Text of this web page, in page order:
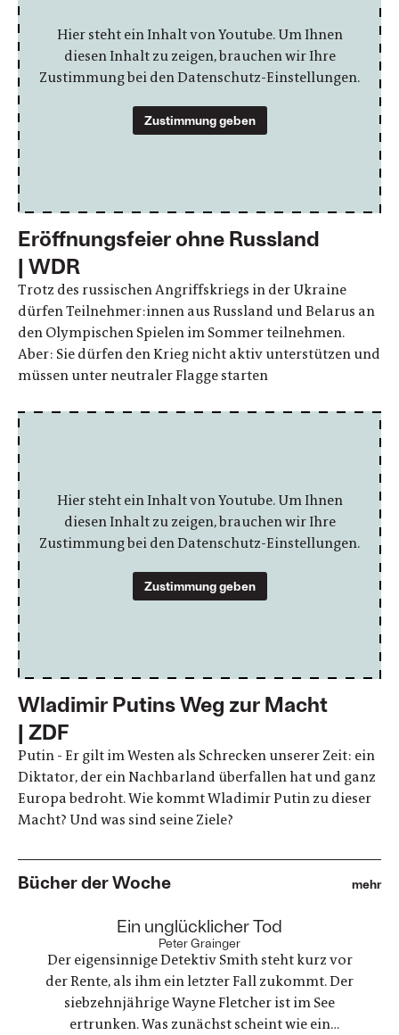
Hier steht ein Inhalt von Youtube. Um Ihnen
diesen Inhalt zu zeigen, brauchen wir Ihre
Zustimmung bei den Datenschutz-Einstellungen.
Zustimmung geben
Eröffnungsfeier ohne Russland
| WDR
Trotz des russischen Angriffskriegs in der Ukraine
dürfen Teilnehmer:innen aus Russland und Belarus an
den Olympischen Spielen im Sommer teilnehmen.
Aber: Sie dürfen den Krieg nicht aktiv unterstützen und
müssen unter neutraler Flagge starten
Hier steht ein Inhalt von Youtube. Um Ihnen
diesen Inhalt zu zeigen, brauchen wir Ihre
Zustimmung bei den Datenschutz-Einstellungen.
Zustimmung geben
Wladimir Putins Weg zur Macht
| ZDF
Putin - Er gilt im Westen als Schrecken unserer Zeit: ein
Diktator, der ein Nachbarland überfallen hat und ganz
Europa bedroht. Wie kommt Wladimir Putin zu dieser
Macht? Und was sind seine Ziele?
Bücher der Woche mehr
Ein unglücklicher Tod
Peter Grainger
Der eigensinnige Detektiv Smith steht kurz vor
der Rente, als ihm ein letzter Fall zukommt. Der
siebzehnjährige Wayne Fletcher ist im See
ertrunken. Was zunächst scheint wie ein